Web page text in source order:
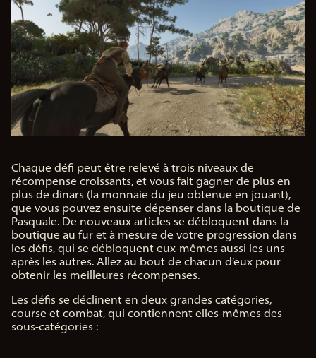
Chaque défi peut être relevé à trois niveaux de
récompense croissants, et vous fait gagner de plus en
plus de dinars (la monnaie du jeu obtenue en jouant),
que vous pouvez ensuite dépenser dans la boutique de
Pasquale. De nouveaux articles se débloquent dans la
boutique au fur et à mesure de votre progression dans
les défis, qui se débloquent eux-mêmes aussi les uns
après les autres. Allez au bout de chacun d’eux pour
obtenir les meilleures récompenses.
Les défis se déclinent en deux grandes catégories,
course et combat, qui contiennent elles-mêmes des
sous-catégories :